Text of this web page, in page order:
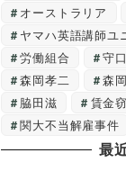
オーストラリア
ヤマハ英語講師ユ
労働組合
守
森岡孝二
森
脇田滋
賃金
関大不当解雇事件
最